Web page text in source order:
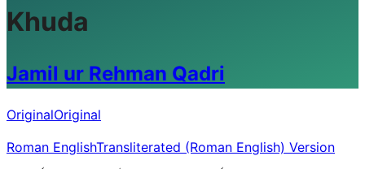
Khuda
Jamil ur Rehman Qadri
OriginalOriginal
Roman EnglishTransliterated (Roman English) Version